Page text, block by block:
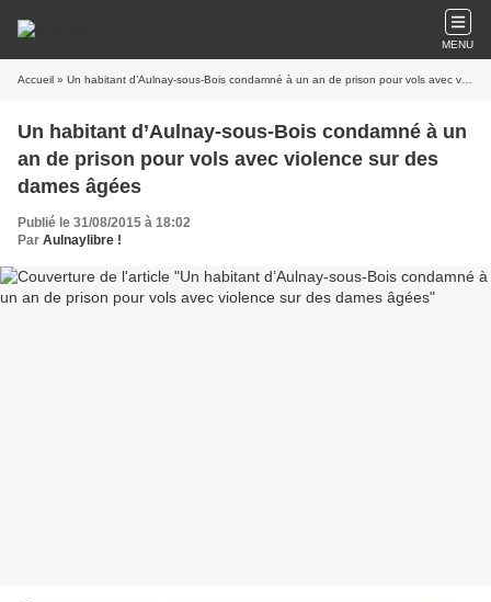
MENU
Accueil » Un habitant d’Aulnay-sous-Bois condamné à un an de prison pour vols avec violence sur des dames âgées
Un habitant d’Aulnay-sous-Bois condamné à un
an de prison pour vols avec violence sur des
dames âgées
Publié le 31/08/2015 à 18:02
Par Aulnaylibre !